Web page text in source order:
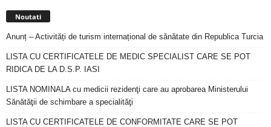
Noutati
Anunț – Activități de turism internațional de sănătate din Republica Turcia
LISTA CU CERTIFICATELE DE MEDIC SPECIALIST CARE SE POT
RIDICA DE LA D.S.P. IASI
LISTA NOMINALA cu medicii rezidenţi care au aprobarea Ministerului
Sănătăţii de schimbare a specialităţi
LISTA CU CERTIFICATELE DE CONFORMITATE CARE SE POT